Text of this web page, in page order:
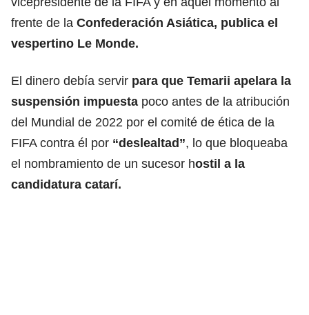
frente de la Confederación Asiática, publica el
vespertino Le Monde.
El dinero debía servir para que Temarii apelara la
suspensión impuesta poco antes de la atribución
del Mundial de 2022 por el comité de ética de la
FIFA contra él por “deslealtad”, lo que bloqueaba
el nombramiento de un sucesor hostil a la
candidatura catarí.